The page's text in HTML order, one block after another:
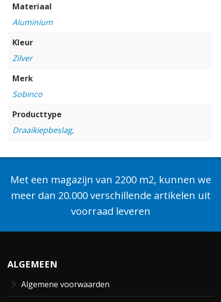
Materiaal
Aluminium
Kleur
Zilver
Merk
Sobinco
Producttype
Draaikiepbeslag,
Met een magazijn van 2200 m2, kunnen we
meer dan 20.000 verschillende artikelen uit
voorraad leveren
ALGEMEEN
Algemene voorwaarden